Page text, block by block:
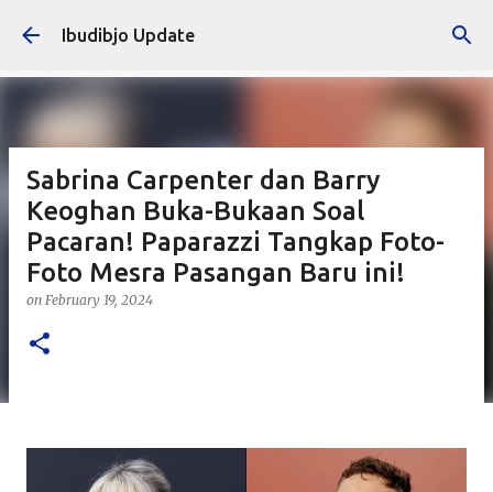
Skip to main content
Ibudibjo Update
Sabrina Carpenter dan Barry
Keoghan Buka-Bukaan Soal
Pacaran! Paparazzi Tangkap Foto-
Foto Mesra Pasangan Baru ini!
on February 19, 2024